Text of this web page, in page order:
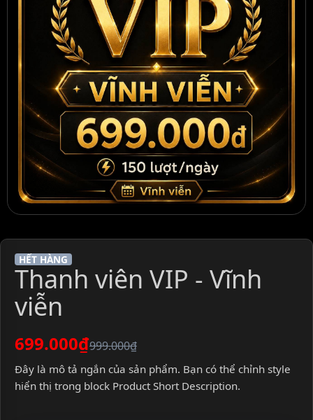
HẾT HÀNG
Thanh viên VIP - Vĩnh
viễn
699.000₫999.000₫
Đây là mô tả ngắn của sản phẩm. Bạn có thể chỉnh style
hiển thị trong block Product Short Description.